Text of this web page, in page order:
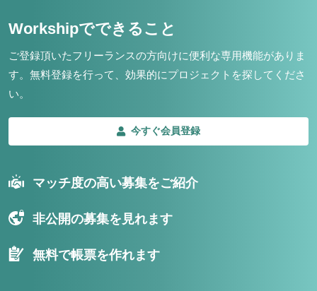
Workshipでできること
ご登録頂いたフリーランスの方向けに便利な専用機能がありま
す。 無料登録を行って、効果的にプロジェクトを探してくださ
い。
今すぐ会員登録
マッチ度の高い募集をご紹介
非公開の募集を見れます
無料で帳票を作れます